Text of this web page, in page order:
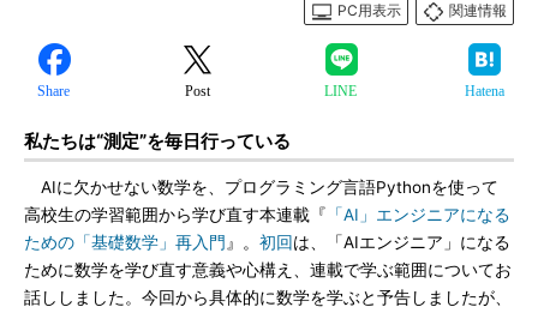
PC用表示
関連情報
Share Post LINE Hatena
私たちは“測定”を毎日行っている
AIに欠かせない数学を、プログラミング言語Pythonを使って
高校生の学習範囲から学び直す本連載『 「AI」エンジニアになる
ための「基礎数学」再入門 』。 初回は、「AIエンジニア」になる
ために数学を学び直す意義や心構え、連載で学ぶ範囲についてお
話ししました。今回から具体的に数学を学ぶと予告しましたが、